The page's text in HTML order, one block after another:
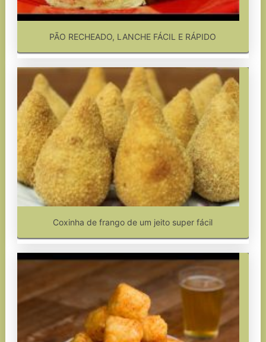
PÃO RECHEADO, LANCHE FÁCIL E RÁPIDO
Coxinha de frango de um jeito super fácil